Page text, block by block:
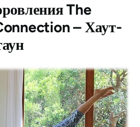
The
– Хаут-